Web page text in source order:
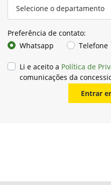
Preferência de contato:
Whatsapp
Telefone
Li e aceito a Política de
comunicações da
Entrar